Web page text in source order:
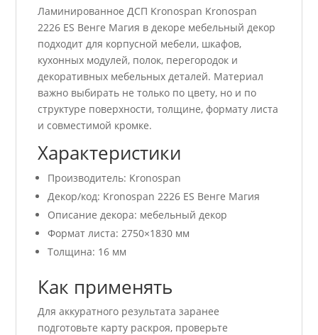
Ламинированное ДСП Kronospan Kronospan
2226 ES Венге Магия в декоре мебельный декор
подходит для корпусной мебели, шкафов,
кухонных модулей, полок, перегородок и
декоративных мебельных деталей. Материал
важно выбирать не только по цвету, но и по
структуре поверхности, толщине, формату листа
и совместимой кромке.
Характеристики
Производитель: Kronospan
Декор/код: Kronospan 2226 ES Венге Магия
Описание декора: мебельный декор
Формат листа: 2750×1830 мм
Толщина: 16 мм
Как применять
Для аккуратного результата заранее
подготовьте карту раскроя, проверьте